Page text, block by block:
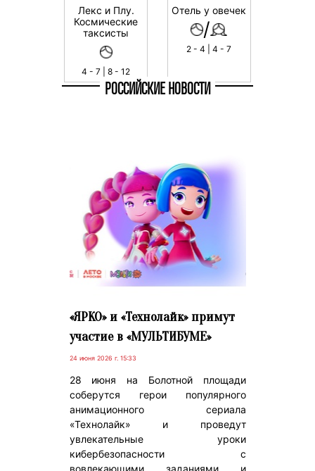
Лекс и Плу.
Космические
таксисты
4 - 7 | 8 - 12
Отель у овечек
/
2 - 4 | 4 - 7
РОССИЙСКИЕ НОВОСТИ
«ЯРКО» и «Технолайк» примут
участие в «МУЛЬТИБУМЕ»
24 июня 2026 г. 15:33
28 июня на Болотной площади
соберутся герои популярного
анимационного сериала
«Технолайк» и проведут
увлекательные уроки
кибербезопасности с
вовлекающими заданиями и